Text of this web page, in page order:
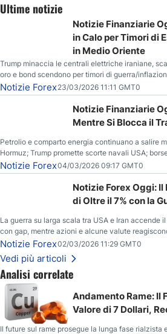
Ultime notizie
Notizie Finanziarie
in Calo per Timori di
in Medio Oriente
Trump minaccia le centrali elettriche iraniane,
oro e bond scendono per timori di guerra/
correzione; il petrolio greggio resta stabile.
Notizie Forex23/03/2026 11:11 GMT0
Notizie Finanziarie
Mentre Si Blocca il
Petrolio e comparto energia continuano a salire
Hormuz; Trump promette scorte navali USA;
del gas naturale mette pressione all’euro.
Notizie Forex04/03/2026 09:17 GMT0
Notizie Forex Oggi:
di Oltre il 7% con la
La guerra su larga scala tra USA e Iran accende
con gap, mentre azioni e alcune valute
livelli da monitorare.
Notizie Forex02/03/2026 11:29 GMT0
Vedi più articoli
Analisi correlate
Andamento Rame: Il
Valore di 7 Dollari,
Il future sul rame prosegue la lunga fase rialzista